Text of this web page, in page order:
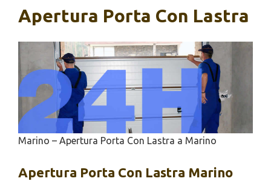
Apertura Porta Con Lastra
Marino – Apertura Porta Con Lastra a Marino
Apertura Porta Con Lastra Marino